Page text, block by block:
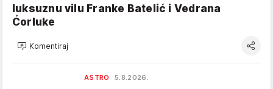
luksuznu vilu Franke Batelić i Vedrana
Ćorluke
Komentiraj
ASTRO 5.8.2026.